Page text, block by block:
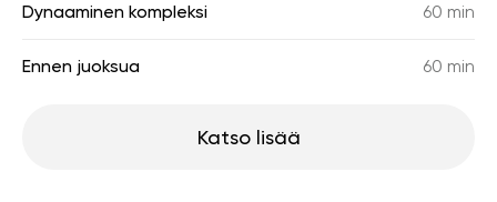
Dynaaminen kompleksi 60 min
Ennen juoksua 60 min
Katso lisää